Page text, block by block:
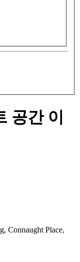
공간 이
Connaught Place,